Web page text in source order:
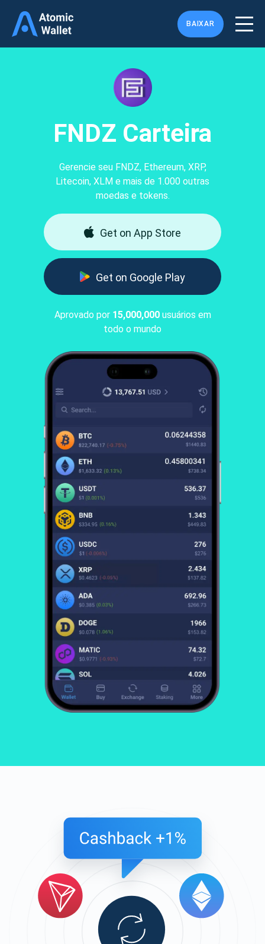
BAIXAR
FNDZ Carteira
Gerencie seu FNDZ, Ethereum, XRP,
Litecoin, XLM e mais de 1.000 outras
moedas e tokens.
Get on App Store
Get on Google Play
Aprovado por 15,000,000usuários em
todo o mundo